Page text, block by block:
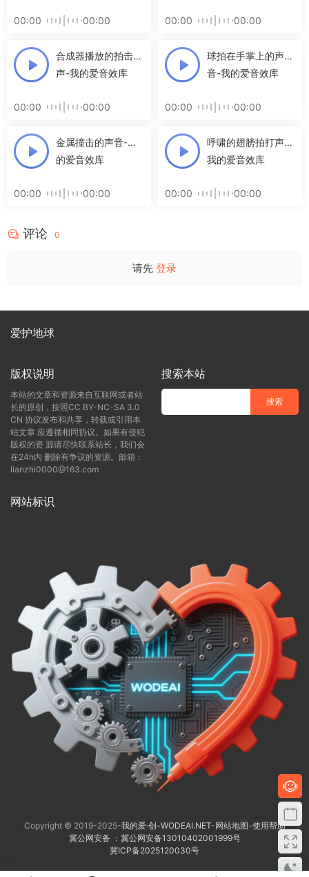
00:00 00:00 00:00 00:00
合成器播放的拍击
声-我的爱音效库
00:00 00:00
球拍在手掌上的声
音-我的爱音效库
00:00 00:00
金属撞击的声音-我
的爱音效库
00:00 00:00
呼啸的翅膀拍打声-
我的爱音效库
00:00 00:00
评论 0
请先 登录
爱护地球
版权说明
本站的文章和资源来自互联网或者站
长的原创，按照CC BY-NC-SA 3.0
CN 协议发布和共享，转载或引用本
站文章 应遵循相同协议。如果有侵犯
版权的资 源请尽快联系站长，我们会
在24h内 删除有争议的资源。邮箱：
lianzhi0000@163.com
搜索本站
网站标识
Copyright © 2019-2025-我的爱·创-WODEAI.NET-网站地图-使用帮助
冀公网安备 ：冀公网安备13010402001999号
冀ICP备2025120030号